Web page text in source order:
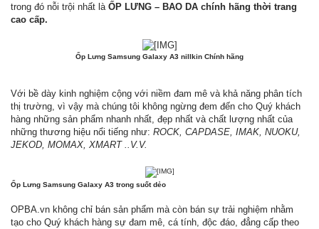
trong đó nỗi trội nhất là ỐP LƯNG – BAO DA chính hãng thời trang
cao cấp.
Ốp Lưng Samsung Galaxy A3 nillkin Chính hãng​
Với bề dày kinh nghiệm cộng với niềm đam mê và khả năng phân tích
thị trường, vì vậy mà chúng tôi không ngừng đem đến cho Quý khách
hàng những sản phẩm nhanh nhất, đẹp nhất và chất lượng nhất của
những thương hiệu nổi tiếng như: ROCK, CAPDASE, IMAK, NUOKU,
JEKOD, MOMAX, XMART ..V.V.
Ốp Lưng Samsung Galaxy A3 trong suốt dẻo
OPBA.vn không chỉ bán sản phẩm mà còn bán sự trải nghiệm nhằm
tạo cho Quý khách hàng sự đam mê, cá tính, độc đáo, đẳng cấp theo